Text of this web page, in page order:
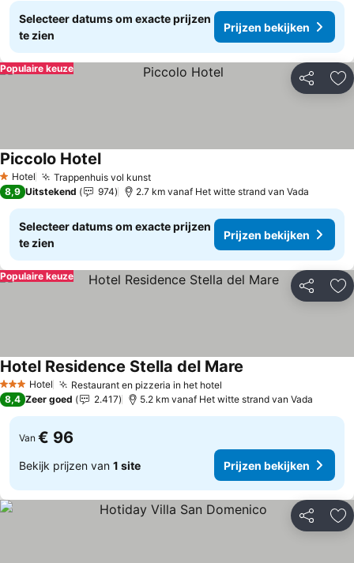
Selecteer datums om exacte prijzen
te zien
Prijzen bekijken
Delen
Populaire keuze
1 Sterren
Hotel Trappenhuis vol kunst
Piccolo Hotel
8,9 Uitstekend 974 2.7 km vanaf Het witte strand van Vada
Selecteer datums om exacte prijzen
te zien
Prijzen bekijken
Delen
Populaire keuze
3 SterrenHotel Restaurant en pizzeria in het hotel
Hotel Residence Stella del Mare
8,4 Zeer goed 2.417 5.2 km vanaf Het witte strand van Vada
Van € 96
Bekijk prijzen van 1 site Prijzen bekijken
Delen